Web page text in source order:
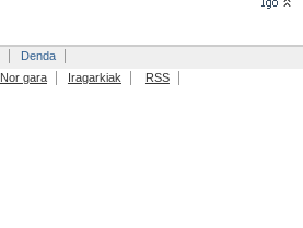
Denda
Nor gara Iragarkiak RSS